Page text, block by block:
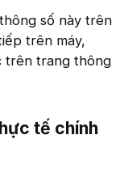
số này trên
trên máy,
trên trang thông
tế chính